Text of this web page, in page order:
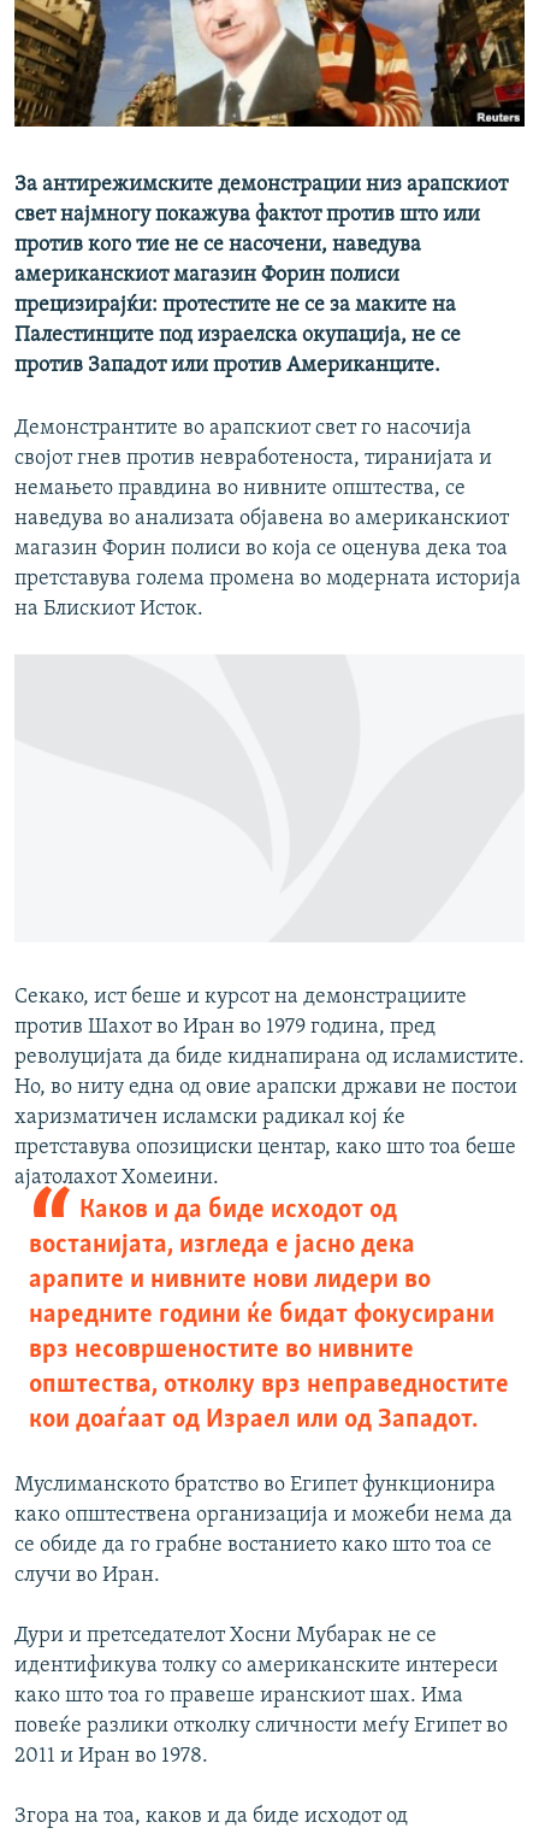
РСЕ веб страници
За антирежимските демонстрации низ арапскиот
свет најмногу покажува фактот против што или
против кого тие не се насочени, наведува
американскиот магазин Форин полиси
прецизирајќи: протестите не се за маките на
Палестинците под израелска окупација, не се
против Западот или против Американците.
Демонстрантите во арапскиот свет го насочија
својот гнев против невработеноста, тиранијата и
немањето правдина во нивните општества, се
наведува во анализата објавена во американскиот
магазин Форин полиси во која се оценува дека тоа
претставува голема промена во модерната историја
на Блискиот Исток.
Секако, ист беше и курсот на демонстрациите
против Шахот во Иран во 1979 година, пред
револуцијата да биде киднапирана од исламистите.
Но, во ниту една од овие арапски држави не постои
харизматичен исламски радикал кој ќе
претставува опозициски центар, како што тоа беше
ајатолахот
Каков и да биде исходот од
востанијата, изгледа е јасно дека
арапите и нивните нови лидери во
наредните години ќе бидат фокусирани
врз несовршеностите во нивните
општества, отколку врз неправедностите
кои доаѓаат од Израел или од Западот.
Хомеини.
Муслиманското братство во Египет функционира
како општествена организација и можеби нема да
се обиде да го грабне востанието како што тоа се
случи во Иран.
Дури и претседателот Хосни Мубарак не се
идентификува толку со американските интереси
како што тоа го правеше иранскиот шах. Има
повеќе разлики отколку сличности меѓу Египет во
2011 и Иран во 1978.
Згора на тоа, каков и да биде исходот од